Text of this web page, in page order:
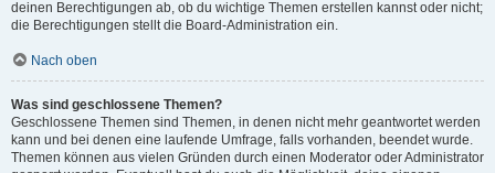
deinen Berechtigungen ab, ob du wichtige Themen erstellen kannst oder nicht;
die Berechtigungen stellt die Board-Administration ein.
Nach oben
Was sind geschlossene Themen?
Geschlossene Themen sind Themen, in denen nicht mehr geantwortet werden
kann und bei denen eine laufende Umfrage, falls vorhanden, beendet wurde.
Themen können aus vielen Gründen durch einen Moderator oder Administrator